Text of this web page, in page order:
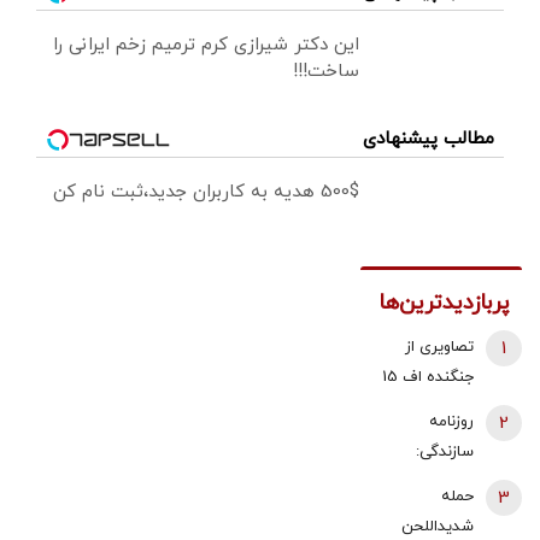
این دکتر شیرازی کرم ترمیم زخم ایرانی را
ساخت!!!
مطالب پیشنهادی
500$ هدیه به کاربران جدید،ثبت نام کن
پربازدیدترین‌ها
تصاویری از
جنگنده اف 15
توسط سپاه
منهدم شد/
هواگردهای
شکارشده
1
روزنامه
سازندگی:
2
حمله
شدیداللحن
3